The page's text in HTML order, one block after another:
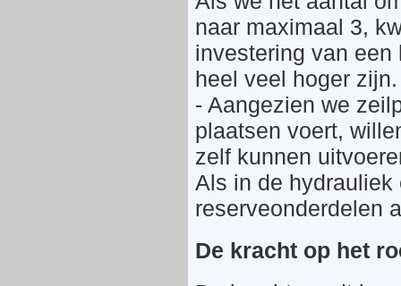
naar maximaal 3,
investering van
heel veel hoger zijn.
- Aangezien we
plaatsen voert,
zelf kunnen
Als in de hydrauliek
reserveonderdelen
De kracht op het